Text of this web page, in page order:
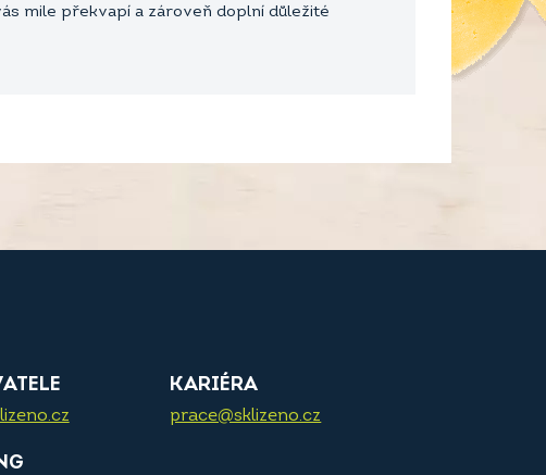
mile překvapí a zároveň doplní důležité
KARIÉRA
prace@sklizeno.cz